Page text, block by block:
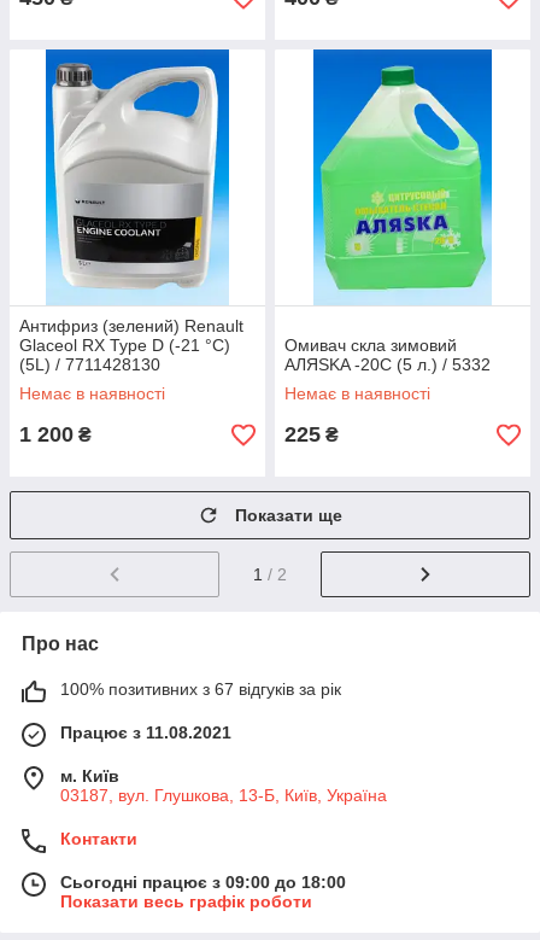
Антифриз (зелений) Renault
Glaceol RX Type D (-21 °C)
(5L) / 7711428130
Немає в наявності
1 200 ₴
Омивач скла зимовий
АЛЯSKA -20С (5 л.) / 5332
Немає в наявності
225 ₴
Показати ще
1 / 2
Про нас
100% позитивних з 67 відгуків за рік
Працює з 11.08.2021
м. Київ
03187, вул. Глушкова, 13-Б, Київ, Україна
Контакти
Сьогодні працює з 09:00 до 18:00
Показати весь графік роботи